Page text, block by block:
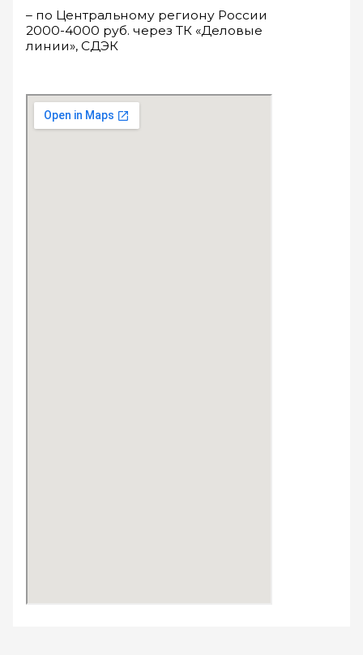
– по Центральному региону России
2000-4000 руб. через ТК «Деловые
линии», СДЭК